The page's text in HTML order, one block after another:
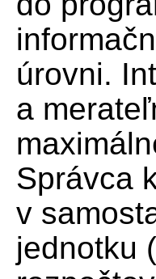
úrovni.
a
Správca
v
jednotku